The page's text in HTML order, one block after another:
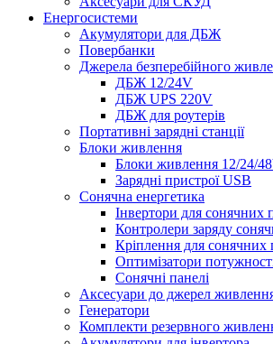
Енергосистеми
Акумулятори для ДБЖ
Повербанки
Джерела безперебійного
ДБЖ 12/24V
ДБЖ UPS 220V
ДБЖ для роутерів
Портативні зарядні станції
Блоки живлення
Блоки живлення 12/24/
Зарядні пристрої USB
Сонячна енергетика
Інвертори для сонячних
Контролери заряду
Кріплення для сонячних
Оптимізатори
Сонячні панелі
Аксесуари до джерел
Генератори
Комплекти резервного